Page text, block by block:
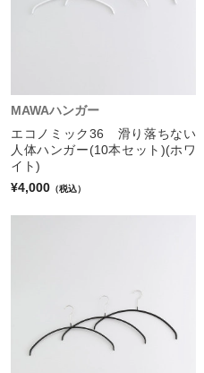
MAWAハンガー
エコノミック36 滑り落ちない
人体ハンガー(10本セット)(ホワ
イト)
¥4,000 （税込）